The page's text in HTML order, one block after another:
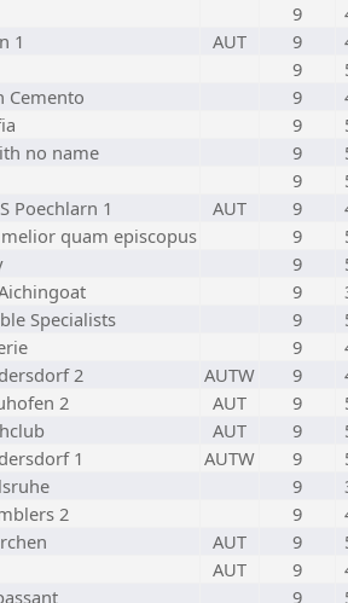
9
1 AUT 9
9
Cemento 9
9
no name 9
9
Poechlarn 1 AUT 9
quam episcopus 9
9
9
Specialists 9
9
2 AUTW 9
2 AUT 9
AUT 9
1 AUTW 9
9
2 9
AUT 9
AUT 9
9